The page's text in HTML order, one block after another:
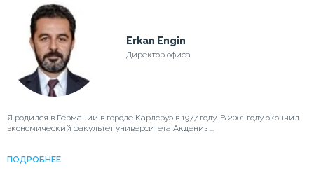
Erkan Engin
Директор офиса
Я родился в Германии в городе Карлсруэ в 1977 году. В 2001 году окончил
экономический факультет университета Акдениз ...
ПОДРОБНЕЕ